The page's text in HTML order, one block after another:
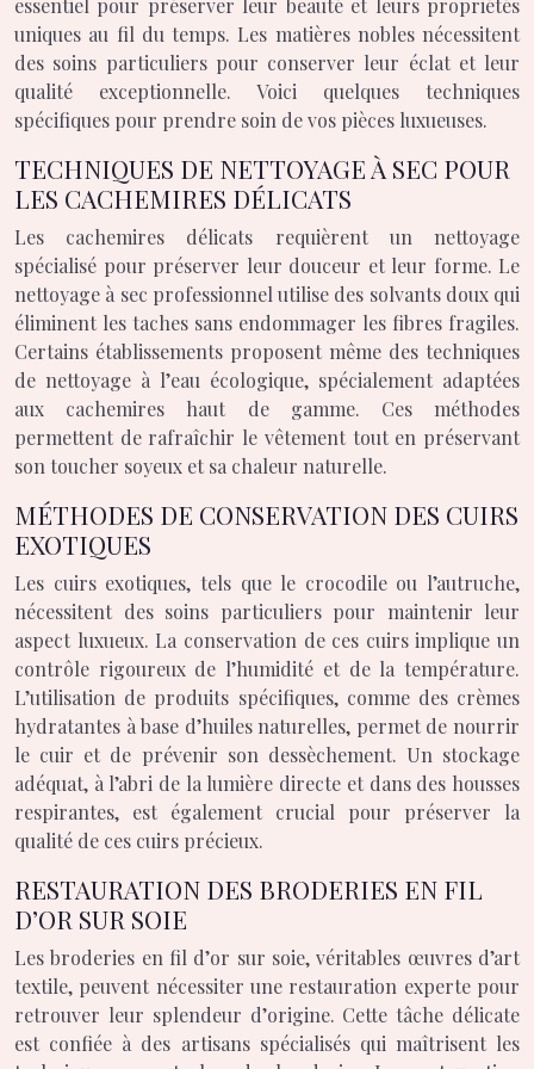
essentiel pour préserver leur beauté et leurs propriétés
uniques au fil du temps. Les matières nobles nécessitent
des soins particuliers pour conserver leur éclat et leur
qualité exceptionnelle. Voici quelques techniques
spécifiques pour prendre soin de vos pièces luxueuses.
TECHNIQUES DE NETTOYAGE À SEC POUR
LES CACHEMIRES DÉLICATS
Les cachemires délicats requièrent un nettoyage
spécialisé pour préserver leur douceur et leur forme. Le
nettoyage à sec professionnel utilise des solvants doux qui
éliminent les taches sans endommager les fibres fragiles.
Certains établissements proposent même des techniques
de nettoyage à l’eau écologique, spécialement adaptées
aux cachemires haut de gamme. Ces méthodes
permettent de rafraîchir le vêtement tout en préservant
son toucher soyeux et sa chaleur naturelle.
MÉTHODES DE CONSERVATION DES CUIRS
EXOTIQUES
Les cuirs exotiques, tels que le crocodile ou l’autruche,
nécessitent des soins particuliers pour maintenir leur
aspect luxueux. La conservation de ces cuirs implique un
contrôle rigoureux de l’humidité et de la température.
L’utilisation de produits spécifiques, comme des crèmes
hydratantes à base d’huiles naturelles, permet de nourrir
le cuir et de prévenir son dessèchement. Un stockage
adéquat, à l’abri de la lumière directe et dans des housses
respirantes, est également crucial pour préserver la
qualité de ces cuirs précieux.
RESTAURATION DES BRODERIES EN FIL
D’OR SUR SOIE
Les broderies en fil d’or sur soie, véritables œuvres d’art
textile, peuvent nécessiter une restauration experte pour
retrouver leur splendeur d’origine. Cette tâche délicate
est confiée à des artisans spécialisés qui maîtrisent les